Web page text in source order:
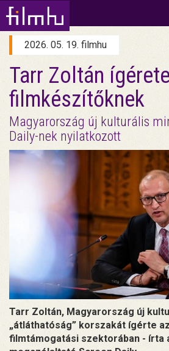
2026. 05. 19. filmhu
Tarr Zoltán
filmkészítőknek
Magyarország új kulturális
Daily-nek nyilatkozott
Tarr Zoltán, Magyarország új
„átláthatóság” korszakát ígérte
filmtámogatási szektorában - írta